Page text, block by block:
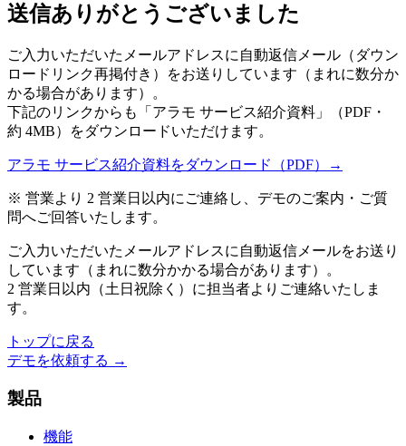
送信ありがとうございました
ご入力いただいたメールアドレスに自動返信メール（ダウン
ロードリンク再掲付き）をお送りしています（まれに数分か
かる場合があります）。
下記のリンクからも「アラモ サービス紹介資料」（PDF・
約 4MB）をダウンロードいただけます。
アラモ サービス紹介資料をダウンロード（PDF）→
※ 営業より 2 営業日以内にご連絡し、デモのご案内・ご質
問へご回答いたします。
ご入力いただいたメールアドレスに自動返信メールをお送り
しています（まれに数分かかる場合があります）。
2 営業日以内（土日祝除く）に担当者よりご連絡いたしま
す。
トップに戻る
デモを依頼する →
製品
機能